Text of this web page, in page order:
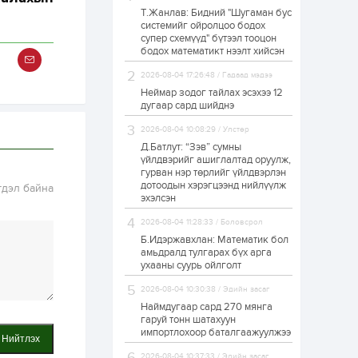
байна
Нийтлэх
ЗГ: Автобензин,
дизель түлшний
онцгой албан
татварыг тэглэлээ
1 өдөр 2
З.Мэндсайхан:
Хүнсний нөөцийг
бэлтгэх агуулах,
зоорь бэлтгэх ААН-
үүдэд хөнгөлөлттэй
зээл олгоно
1 өдөр 1 0
Европ дахь
соёлын наадам
боллоо
1 өдөр 2
Өнгөрсөн сард
металл худалдан
авчээ
1 өдөр 0 0
Т.Жанлав: Бидний "Шугаман бус
системийг ойролцоо бодох
супер схемүүд" бүтээл тооцон
бодох математикт нээлт хийсэн
2026-08-04 17:26:48 / Гадаад мэдээ
Неймар зодог тайлах эсэхээ 12
дугаар сард шийднэ
2026-08-04 10:08:29 / Улстөр
Д.Батлут: “Зэв” сумны
үйлдвэрийг ашиглалтад оруулж,
гурван нэр төрлийг үйлдвэрлэн
дотоодын хэрэгцээнд нийлүүлж
эхэлсэн
2026-08-04 11:28:33 / Боловсрол
Б.Идэржавхлан: Математик бол
амьдралд тулгарах бүх арга
ухааны суурь ойлголт
2026-08-04 10:30:38 / Эдийн засаг
Наймдугаар сард 270 мянга
гаруй тонн шатахуун
импортлохоор баталгаажуулжээ